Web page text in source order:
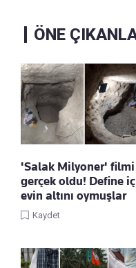
ÖNE
'Salak Milyoner' filmi
gerçek oldu! Define
evin altını oymuşlar
Kaydet